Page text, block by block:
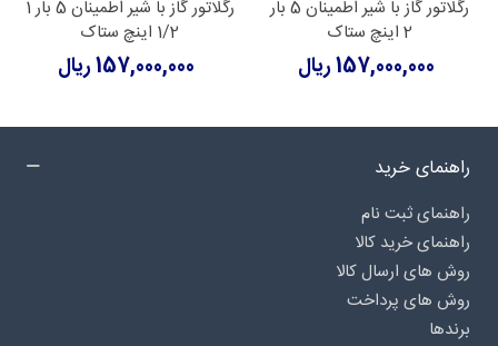
رگلاتور گاز با شیر اطمینان 5 بار
2 اینچ ستاک
157,000,000 ریال
رگلاتور گاز با شیر اطمینان 5 بار 1
1/2 اینچ ستاک
157,000,000 ریال
راهنمای خرید
راهنمای ثبت نام
راهنمای خرید کالا
روش های ارسال کالا
روش های پرداخت
برندها